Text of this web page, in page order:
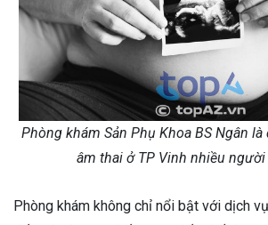
Phòng khám Sản Phụ Khoa BS Ngân
âm thai ở TP Vinh nhiều
Phòng khám không chỉ nổi bật với dịch